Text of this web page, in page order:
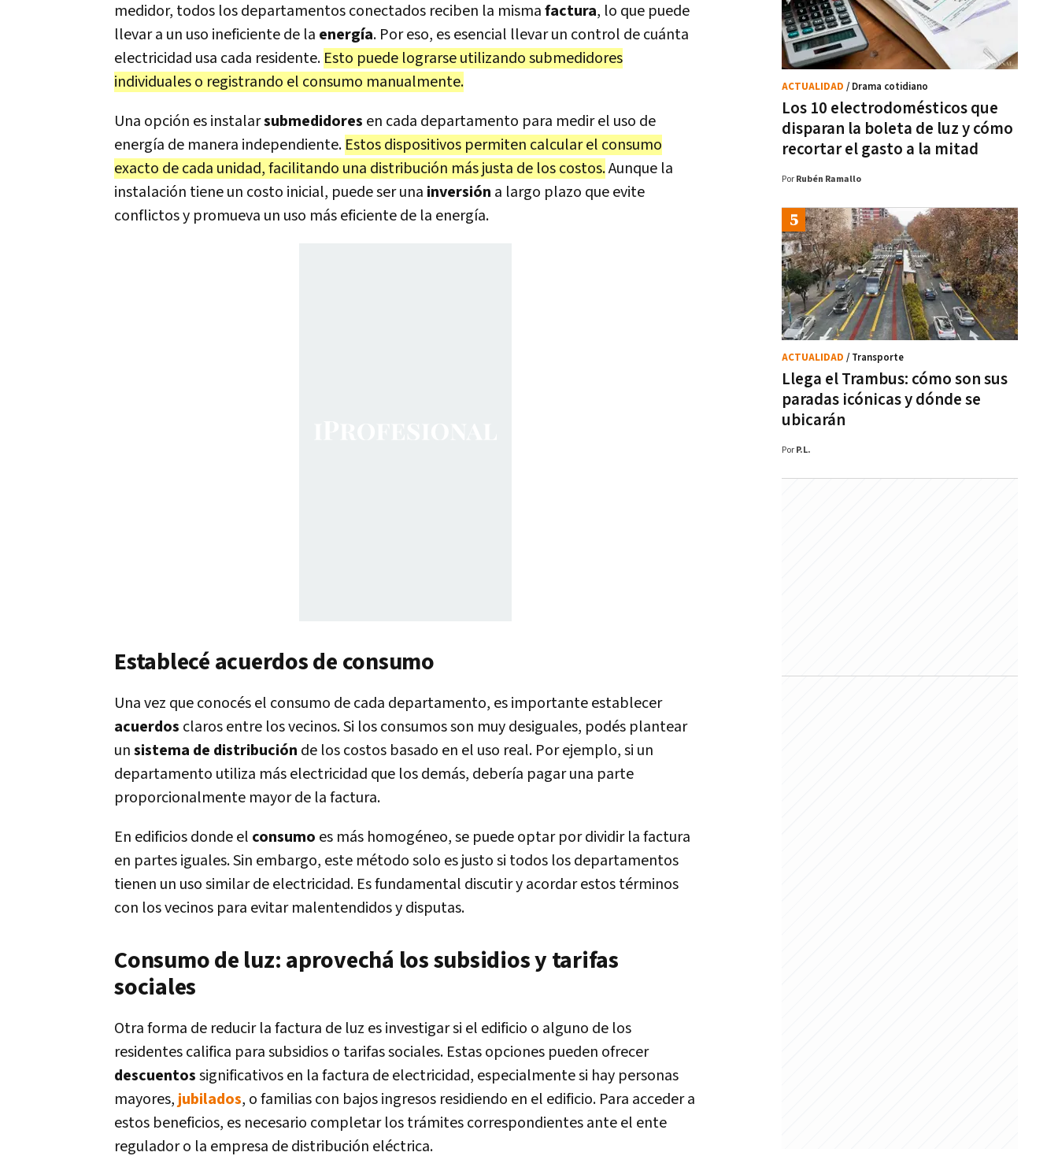
medidor, todos los departamentos conectados reciben la mismafactura, lo que puede
llevar a un uso ineficiente de la energía. Por eso, es esencial llevar un control de cuánta
electricidad usa cada residente. Esto puede lograrse utilizando submedidores
individuales o registrando el consumo manualmente.
Una opción es instalarsubmedidores en cada departamento para medir el uso de
energía de manera independiente. Estos dispositivos permiten calcular el consumo
exacto de cada unidad, facilitando una distribución más justa de los costos.Aunque la
instalación tiene un costo inicial, puede ser una inversión a largo plazo que evite
conflictos y promueva un uso más eficiente de la energía.
Establecé acuerdos de consumo
Una vez que conocés el consumo de cada departamento, es importante establecer
acuerdos claros entre los vecinos. Si los consumos son muy desiguales, podés plantear
unsistema de distribución de los costos basado en el uso real. Por ejemplo, si un
departamento utiliza más electricidad que los demás, debería pagar una parte
proporcionalmente mayor de la factura.
En edificios donde el consumo es más homogéneo, se puede optar por dividir la factura
en partes iguales. Sin embargo, este método solo es justo si todos los departamentos
tienen un uso similar de electricidad. Es fundamental discutir y acordar estos términos
con los vecinos para evitar malentendidos y disputas.
Consumo de luz: aprovechá los subsidios y tarifas
sociales
Otra forma de reducir la factura de luz es investigar si el edificio o alguno de los
residentes califica para subsidios o tarifas sociales. Estas opciones pueden ofrecer
descuentossignificativos en la factura de electricidad, especialmente si hay personas
mayores, jubilados, o familias con bajos ingresos residiendo en el edificio. Para acceder a
estos beneficios, es necesario completar los trámites correspondientes ante el ente
regulador o la empresa de distribución eléctrica.
Los 10 electrodomésticos que
disparan la boleta de luz y cómo
recortar el gasto a la mitad
ACTUALIDAD / Drama cotidiano
Por Rubén Ramallo
Llega el Trambus: cómo son sus
paradas icónicas y dónde se
ubicarán
ACTUALIDAD / Transporte
Por P.L.